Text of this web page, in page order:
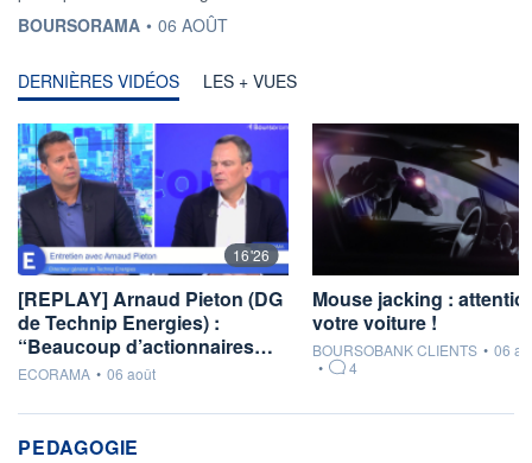
INFORMATION FOURNIE PAR
BOURSORAMA • 06 AOÛT
DERNIÈRES VIDÉOS LES + VUES
16'26
[REPLAY] Arnaud Pieton (DG
de Technip Energies) :
“Beaucoup d’actionnaires…
information fournie par
ECORAMA • 06 août
Mouse jacking :
votre voiture !
information fournie par
BOURSOBANK CLIENTS • 06
•
4
PEDAGOGIE